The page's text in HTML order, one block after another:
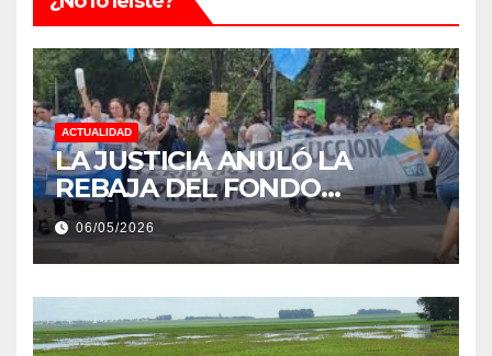
ACTUALIDAD
LA JUSTICIA ANULÓ LA
REBAJA DEL FONDO
ESTÍMULO A EMPLEADOS DE
PRODUCCIÓN DE LA
PROVINCIA DEL CHACO
06/05/2026